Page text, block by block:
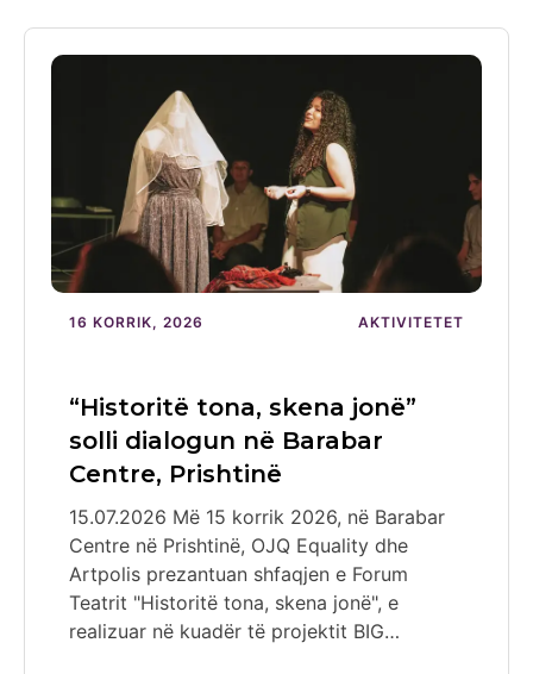
16 KORRIK, 2026 AKTIVITETET
“Historitë tona, skena jonë”
solli dialogun në Barabar
Centre, Prishtinë
15.07.2026 Më 15 korrik 2026, në Barabar
Centre në Prishtinë, OJQ Equality dhe
Artpolis prezantuan shfaqjen e Forum
Teatrit "Historitë tona, skena jonë", e
realizuar në kuadër të projektit BIG…